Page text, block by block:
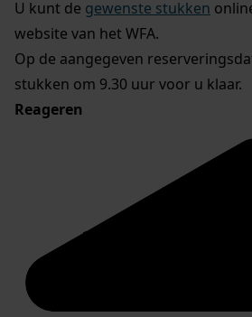
U kunt de gewenste stukken
website van het WFA.
Op de aangegeven
stukken om 9.30 uur voor u klaar.
Reageren